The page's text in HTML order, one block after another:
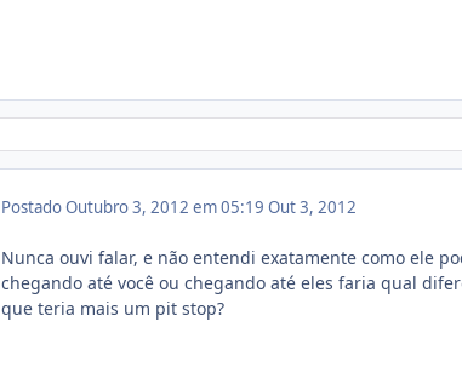
PostadoOutubro 3, 2012 em 05:19 Out 3, 2012
Nunca ouvi falar, e não entendi exatamente como ele
chegando até você ou chegando até eles faria qual
que teria mais um pit stop?